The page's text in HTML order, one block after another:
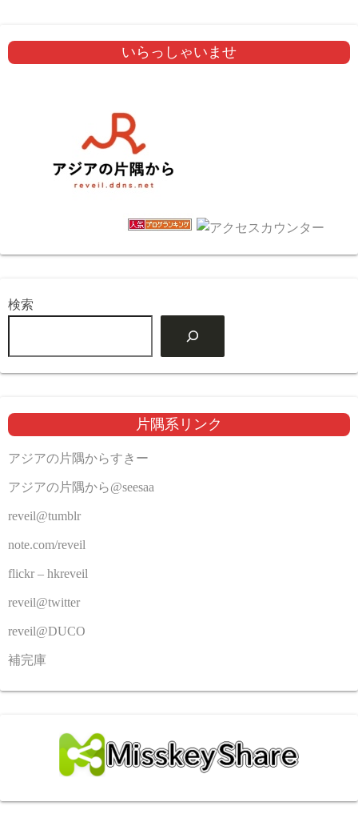
いらっしゃいませ
検索
片隅系リンク
アジアの片隅からすきー
アジアの片隅から@seesaa
reveil@tumblr
note.com/reveil
flickr – hkreveil
reveil@twitter
reveil@DUCO
補完庫